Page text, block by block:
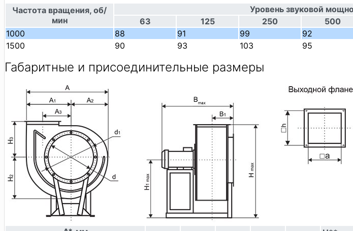
Частота вращения, об/
мин
Уровень звуковой
63 125 250 500
1000
88 91 99 92
1500
90 93 103 95
Габаритные и присоединительные размеры